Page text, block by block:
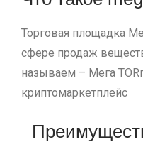
Торговая площадка
сфере продаж
называем – Мега
криптомаркетплейс